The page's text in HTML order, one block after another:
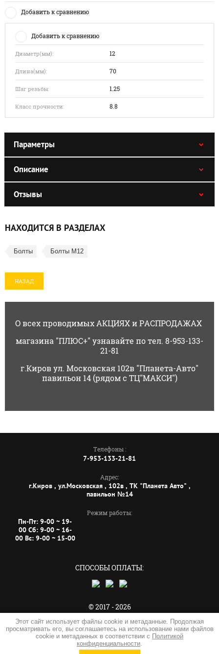
Добавить к сравнению
Добавить к сравнению
Диаметр(мм): 12
Длина(мм): 70
Шаг резьбы: 1.25
Класс прочности: 8.8
Параметры
Описание
Отзывы
НАХОДИТСЯ В РАЗДЕЛАХ
Болты Болты М12
НАЗАД
О всех проводимых АКЦИЯХ и РАСПРОДАЖАХ
магазина "ПЛЮС+" узнавайте по тел. 8-953-133-
21-81
г.Киров ул. Московская 102в "Планета-Авто"
павильон 14 (рядом с ТЦ"МАКСИ")
Телефоны :
7-953-133-21-81
Адрес:
г.Киров , ул.Московская , 102в , ТК "Планета Авто" ,
павильон №14
Режим работы:
Пн-Пт: 9-00 ~ 19-
00 Сб: 9-00 ~ 16-
00 Вс: 9-00 ~ 15-00
СПОСОБЫ ОПЛАТЫ:
© 2017 - 2026
Магазин "ПЛЮС+"
Политика конфиденциальности
создать интернет магазинв megagroup.ru
Этот сайт использует файлы cookie и метаданные. Продолжая
просматривать его, вы соглашаетесь на использование нами файлов
cookie и метаданных в соответствии с Политикой
конфиденциальности.